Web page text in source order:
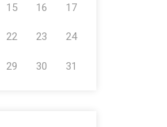
15 16 17
22 23 24
29 30 31